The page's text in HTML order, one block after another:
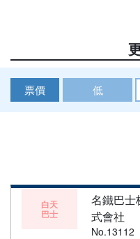
票價 低
白天
巴士
名鐵巴士
式會社
No.13112